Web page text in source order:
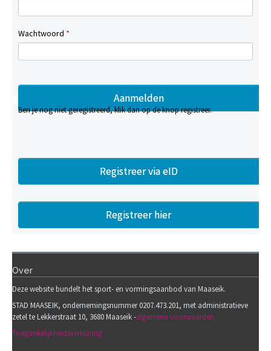
Wachtwoord *
Ben je nog niet geregistreerd, klik dan op de knop registreer.
Registreer via eID
Registreer hier
Over
Deze website bundelt het sport- en vormingsaanbod van Maaseik.
STAD MAASEIK, ondernemingsnummer 0207.473.201, met administratieve
zetel te Lekkerstraat 10, 3680 Maaseik -algemene voorwaarden
Toegankelijkheidsverklaring